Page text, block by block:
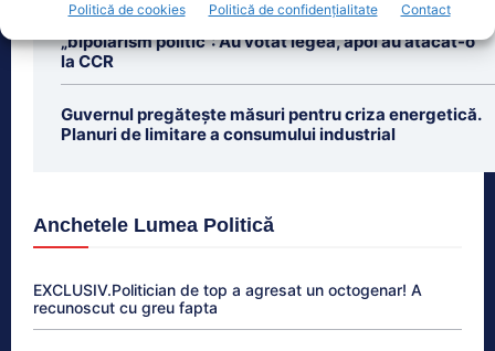
Politică de cookies Politică de confidențialitate Contact
Un fost ministru de Finanțe acuză PNL și USR de
„bipolarism politic”: Au votat legea, apoi au atacat-o
la CCR
Guvernul pregătește măsuri pentru criza energetică.
Planuri de limitare a consumului industrial
Anchetele Lumea Politică
EXCLUSIV.Politician de top a agresat un octogenar! A
recunoscut cu greu fapta